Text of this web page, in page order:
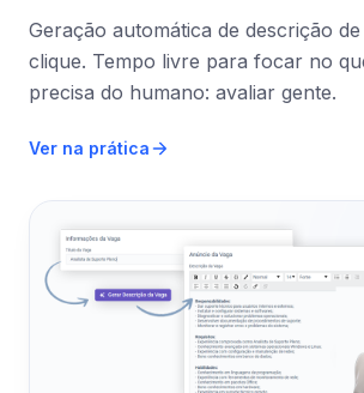
Geração automática de descrição
clique. Tempo livre para focar no
precisa do humano: avaliar gente.
Ver na prática